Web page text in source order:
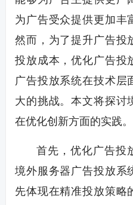
为广告受众提供更加丰
然而，为了提升广告投
投放成本，优化广告投
广告投放系统在技术层
大的挑战。本文将探讨
在优化创新方面的实践。
首先，优化广告投
境外服务器广告投放系
先体现在精准投放策略